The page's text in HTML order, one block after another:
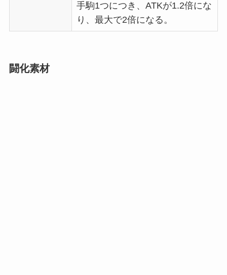
手駒1つにつき、ATKが1.2倍にな
り、最大で2倍になる。
闘化素材